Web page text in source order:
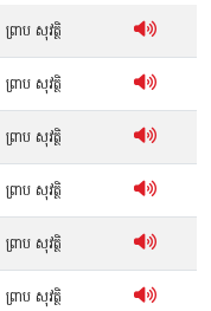
ព្រាប សុវត្ថិ
ព្រាប សុវត្ថិ
ព្រាប សុវត្ថិ
ព្រាប សុវត្ថិ
ព្រាប សុវត្ថិ
ព្រាប សុវត្ថិ